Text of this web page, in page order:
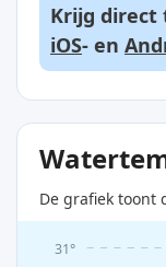
Krijg direct
iOS- en
De grafiek toont
31°